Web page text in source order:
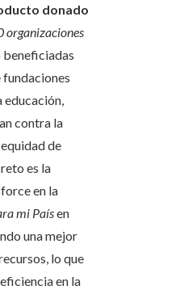
donado
organizaciones
beneficiadas
educación,
contra la
de
es la
en la
mi Paísen
una mejor
lo que
en la